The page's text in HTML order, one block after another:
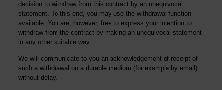
decision to withdraw from this contract by an unequivocal
statement. To this end, you may use the withdrawal function
available. You are, however, free to express your intention to
withdraw from the contract by making an unequivocal statement
in any other suitable way.
We will communicate to you an acknowledgement of receipt of
such a withdrawal on a durable medium (for example by email)
without delay.